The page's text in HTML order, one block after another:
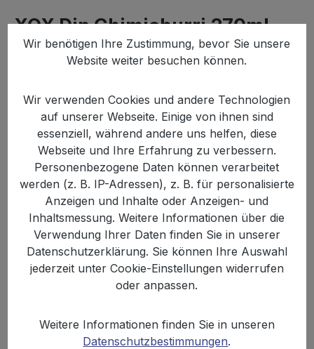
XOX Dip Chimichurri 270ml
Bildergalerie überspringen
2,99 € 11,07 € / 1 kg
Wir benötigen Ihre Zustimmung, bevor Sie unsere
Website weiter besuchen können.
Wir verwenden Cookies und andere Technologien
auf unserer Webseite. Einige von ihnen sind
essenziell, während andere uns helfen, diese
Webseite und Ihre Erfahrung zu verbessern.
Personenbezogene Daten können verarbeitet
werden (z. B. IP-Adressen), z. B. für personalisierte
Anzeigen und Inhalte oder Anzeigen- und
Inhaltsmessung. Weitere Informationen über die
Verwendung Ihrer Daten finden Sie in unserer
Datenschutzerklärung. Sie können Ihre Auswahl
jederzeit unter Cookie-Einstellungen widerrufen
oder anpassen.
Weitere Informationen finden Sie in unseren
Datenschutzbestimmungen.